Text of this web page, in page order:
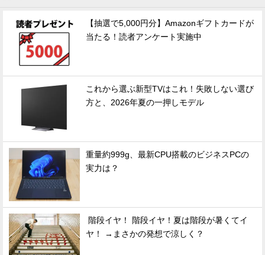
【抽選で5,000円分】Amazonギフトカードが
当たる！読者アンケート実施中
これから選ぶ新型TVはこれ！失敗しない選び
方と、2026年夏の一押しモデル
重量約999g、最新CPU搭載のビジネスPCの
実力は？
階段イヤ！ 階段イヤ！夏は階段が暑くてイ
ヤ！ →まさかの発想で涼しく？